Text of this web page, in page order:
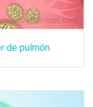
de pulmón